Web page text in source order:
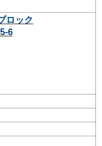
ロック
6